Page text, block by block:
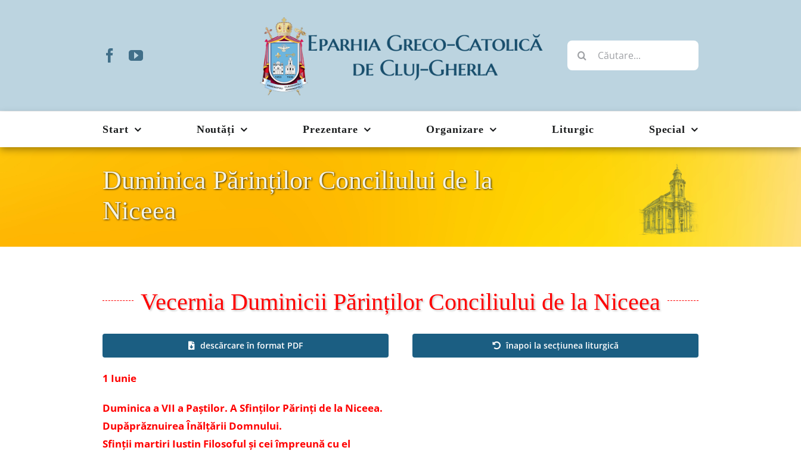
Cautare...
Start Noutăți Prezentare Organizare Liturgic Special
Duminica Părinților Conciliului de la
Niceea
Vecernia Duminicii Părinților Conciliului de la Niceea
descărcare în format PDF înapoi la secțiunea liturgică
1 Iunie
Duminica a VII a Paștilor. A Sfinților Părinți de la Niceea.
Dupăprăznuirea Înălțării Domnului.
Sfinții martiri Iustin Filosoful și cei împreună cu el